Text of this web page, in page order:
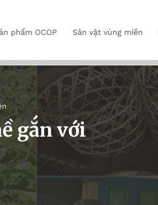
phẩm OCOP Sản vật vùng miền
gắn với